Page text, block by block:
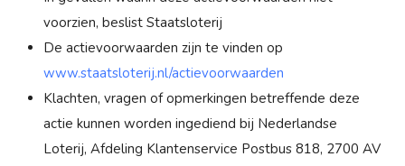
voorzien, beslist Staatsloterij
De actievoorwaarden zijn te vinden op
www.staatsloterij.nl/actievoorwaarden
Klachten, vragen of opmerkingen betreffende deze
actie kunnen worden ingediend bij Nederlandse
Loterij, Afdeling Klantenservice Postbus 818, 2700 AV